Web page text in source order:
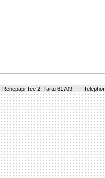
Rehepapi Tee 2, Tartu 61709